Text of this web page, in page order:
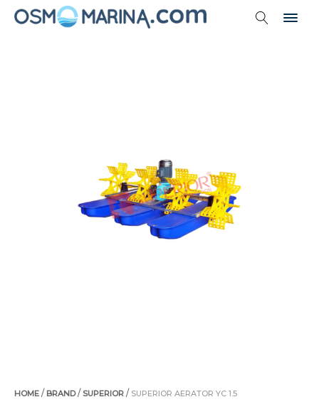
HOME / BRAND/ SUPERIOR / SUPERIOR AERATOR YC 1.5